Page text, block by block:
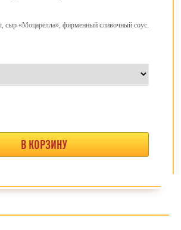
сыр «Моцарелла», фирменный сливочный соус.
В КОРЗИНУ